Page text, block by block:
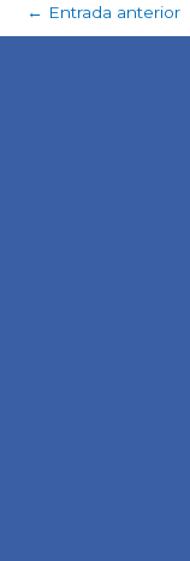
← Entrada anterior